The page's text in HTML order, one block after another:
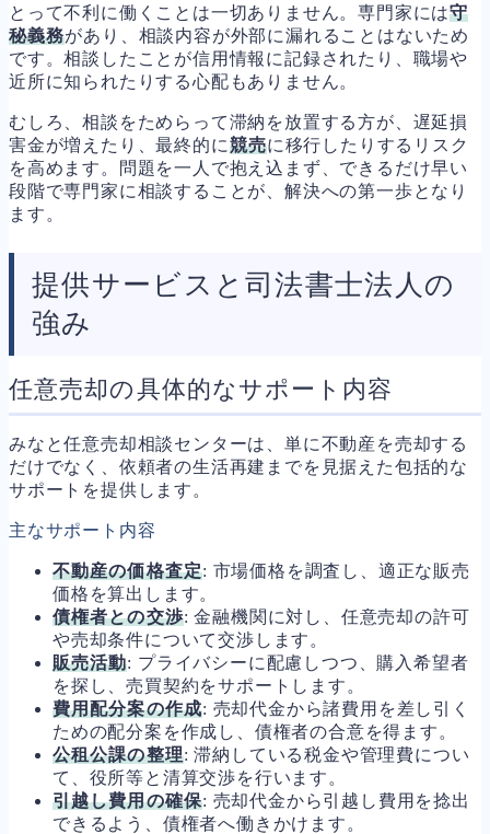
とって不利に働くことは一切ありません。専門家には守
秘義務があり、相談内容が外部に漏れることはないため
です。相談したことが信用情報に記録されたり、職場や
近所に知られたりする心配もありません。
むしろ、相談をためらって滞納を放置する方が、遅延損
害金が増えたり、最終的に競売に移行したりするリスク
を高めます。問題を一人で抱え込まず、できるだけ早い
段階で専門家に相談することが、解決への第一歩となり
ます。
提供サービスと司法書士法人の
強み
任意売却の具体的なサポート内容
みなと任意売却相談センターは、単に不動産を売却する
だけでなく、依頼者の生活再建までを見据えた包括的な
サポートを提供します。
主なサポート内容
不動産の価格査定: 市場価格を調査し、適正な販売
価格を算出します。
債権者との交渉: 金融機関に対し、任意売却の許可
や売却条件について交渉します。
販売活動: プライバシーに配慮しつつ、購入希望者
を探し、売買契約をサポートします。
費用配分案の作成: 売却代金から諸費用を差し引く
ための配分案を作成し、債権者の合意を得ます。
公租公課の整理: 滞納している税金や管理費につい
て、役所等と清算交渉を行います。
引越し費用の確保: 売却代金から引越し費用を捻出
できるよう、債権者へ働きかけます。